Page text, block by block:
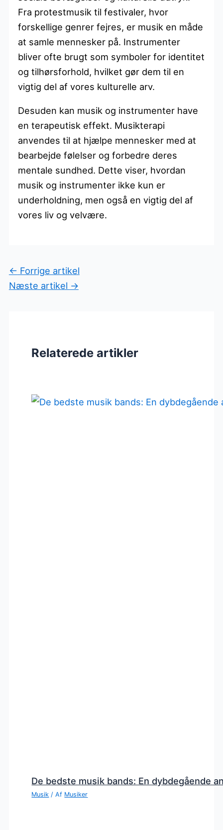
Fra protestmusik til festivaler, hvor
forskellige genrer fejres, er musik en måde
at samle mennesker på. Instrumenter
bliver ofte brugt som symboler for identitet
og tilhørsforhold, hvilket gør dem til en
vigtig del af vores kulturelle arv.
Desuden kan musik og instrumenter have
en terapeutisk effekt. Musikterapi
anvendes til at hjælpe mennesker med at
bearbejde følelser og forbedre deres
mentale sundhed. Dette viser, hvordan
musik og instrumenter ikke kun er
underholdning, men også en vigtig del af
vores liv og velvære.
← Forrige artikel
Næste artikel →
Relaterede artikler
De bedste musik bands: En dybdegående
Musik / Af Musiker